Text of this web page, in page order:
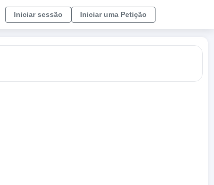
Iniciar sessão Iniciar uma Petição